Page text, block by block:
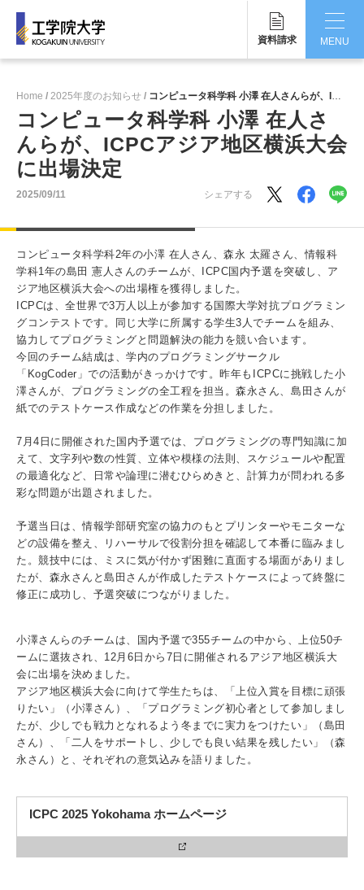
資料請求
MENU
工学院大学について
学部・大学院
学生生活
研究・産学連携
就職・キャリア
キャンパス
入試情報
一般・企業の方 寄付・ご支援 アクセス
Pick Up
1. Action！x 工学院大学
2. 工学院大学ヒストリー
3. #KUTE VOICE エンジニアリーダーたちの声
Home 2025年度のお知らせ コンピュータ科学科 小澤 在人さんらが、ICPCアジア地区横浜大会に出場決定
コンピュータ科学科 小澤 在人さ
んらが、ICPCアジア地区横浜大会
に出場決定
2025/09/11 シェアする
コンピュータ科学科2年の小澤 在人さん、森永 太羅さん、情報科
学科1年の島田 憲人さんのチームが、ICPC国内予選を突破し、ア
ジア地区横浜大会への出場権を獲得しました。
ICPCは、全世界で3万人以上が参加する国際大学対抗プログラミン
グコンテストです。同じ大学に所属する学生3人でチームを組み、
協力してプログラミングと問題解決の能力を競い合います。
今回のチーム結成は、学内のプログラミングサークル
「KogCoder」での活動がきっかけです。昨年もICPCに挑戦した小
澤さんが、プログラミングの全工程を担当。森永さん、島田さんが
紙でのテストケース作成などの作業を分担しました。
7月4日に開催された国内予選では、プログラミングの専門知識に加
えて、文字列や数の性質、立体や模様の法則、スケジュールや配置
の最適化など、日常や論理に潜むひらめきと、計算力が問われる多
彩な問題が出題されました。
予選当日は、情報学部研究室の協力のもとプリンターやモニターな
どの設備を整え、リハーサルで役割分担を確認して本番に臨みまし
た。競技中には、ミスに気が付かず困難に直面する場面がありまし
たが、森永さんと島田さんが作成したテストケースによって終盤に
修正に成功し、予選突破につながりました。
小澤さんらのチームは、国内予選で355チームの中から、上位50チ
ームに選抜され、12月6日から7日に開催されるアジア地区横浜大
会に出場を決めました。
アジア地区横浜大会に向けて学生たちは、「上位入賞を目標に頑張
りたい」（小澤さん）、「プログラミング初心者として参加しまし
たが、少しでも戦力となれるよう冬までに実力をつけたい」（島田
さん）、「二人をサポートし、少しでも良い結果を残したい」（森
永さん）と、それぞれの意気込みを語りました。
ICPC 2025 Yokohama ホームページ